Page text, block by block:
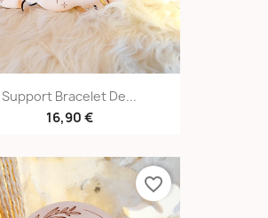
Support Bracelet De...
16,90 €
favorite_border